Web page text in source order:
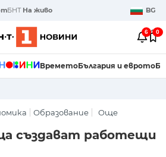
БНТ На живо BG
6 0
ВреметоБългария и еврото
Образование Още
създават работещи